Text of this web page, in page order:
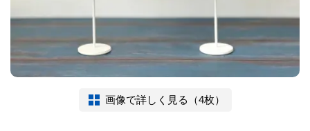
画像で詳しく見る（4枚）